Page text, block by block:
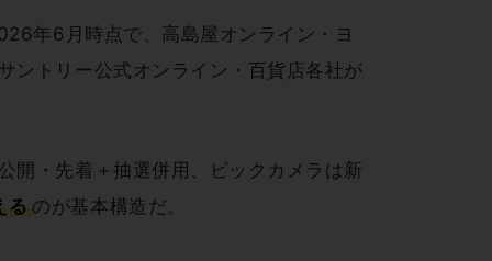
年6月時点で、高島屋オンライン・ヨ
ントリー公式オンライン・百貨店各社が
開・先着＋抽選併用、ビックカメラは新
る のが基本構造だ。